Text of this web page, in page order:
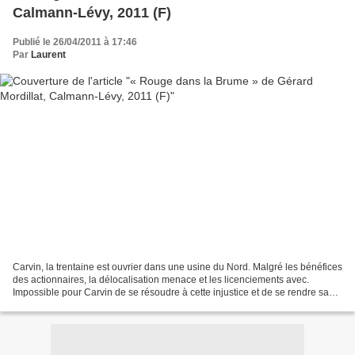
Calmann-Lévy, 2011 (F)
Publié le 26/04/2011 à 17:46
Par Laurent
Carvin, la trentaine est ouvrier dans une usine du Nord. Malgré les bénéfices
des actionnaires, la délocalisation menace et les licenciements avec.
Impossible pour Carvin de se résoudre à cette injustice et de se rendre sans